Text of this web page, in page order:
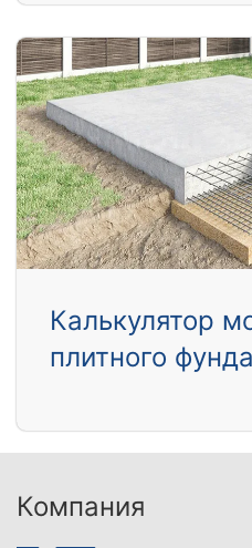
Калькулятор
плитного
Компания